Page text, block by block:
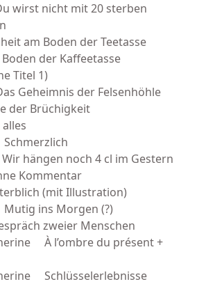
nicht mit 20 sterben
am Boden der Teetasse
der Kaffeetasse
Titel 1)
Geheimnis der Felsenhöhle
Brüchigkeit
hängen noch 4 cl im Gestern
Kommentar
(mit Illustration)
ins Morgen (?)
zweier Menschen
À l’ombre du présent +
Schlüsselerlebnisse